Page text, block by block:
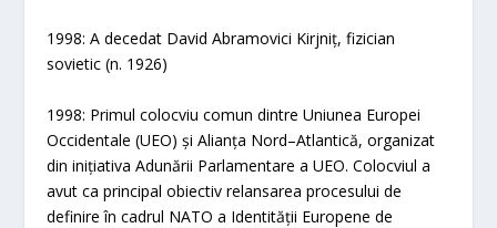
1998: A decedat David Abramovici Kirjniț, fizician
sovietic (n. 1926)
1998: Primul colocviu comun dintre Uniunea Europei
Occidentale (UEO) și Alianța Nord–Atlantică, organizat
din inițiativa Adunării Parlamentare a UEO. Colocviul a
avut ca principal obiectiv relansarea procesului de
definire în cadrul NATO a Identității Europene de